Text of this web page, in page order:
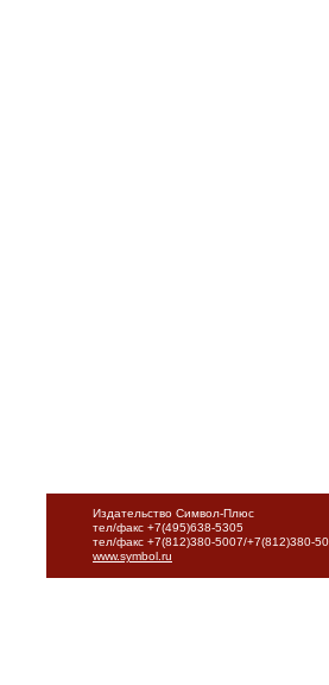
Издательство Символ-Плюс
тел/факс +7(495)638-5305
тел/факс +7(812)380-5007/+7(812)380-
www.symbol.ru